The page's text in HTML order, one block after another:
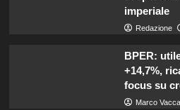
imperiale
Redazione
BPER:
+14,7%,
focus su
Marco